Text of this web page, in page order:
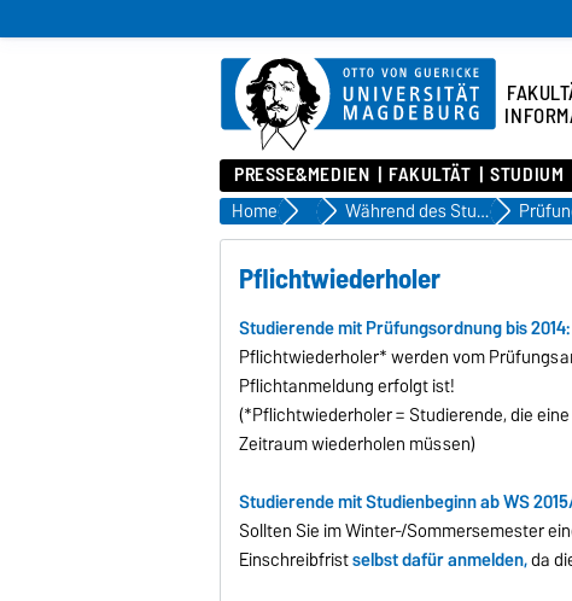
PRESSE&MEDIEN FAKULTÄT STUDIUM
Home Studium Während des Studiums
Pflichtwiederholer
Studierende mit Prüfungsordnung bis 2014:
Pflichtwiederholer* werden vom
Pflichtanmeldung erfolgt ist!
(*Pflichtwiederholer = Studierende, die
Zeitraum wiederholen müssen)
Studierende mit Studienbeginn ab WS
Sollten Sie im Winter-/Sommersemester
Einschreibfristselbst dafür anmelden,da